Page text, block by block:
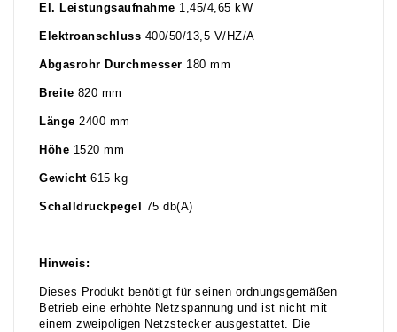
El. Leistungsaufnahme 1,45/4,65 kW
Elektroanschluss 400/50/13,5 V/HZ/A
Abgasrohr Durchmesser 180 mm
Breite 820 mm
Länge 2400 mm
Höhe 1520 mm
Gewicht 615 kg
Schalldruckpegel 75 db(A)
Hinweis:
Dieses Produkt benötigt für seinen ordnungsgemäßen
Betrieb eine erhöhte Netzspannung und ist nicht mit
einem zweipoligen Netzstecker ausgestattet. Die